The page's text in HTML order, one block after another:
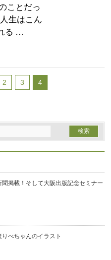
ことだっ
生はこん
る …
2 3 4
聞掲載！そして大阪出版記念セミナー
べちゃんのイラスト